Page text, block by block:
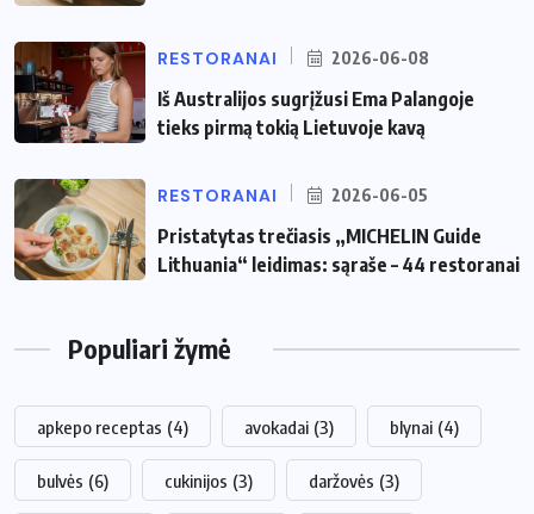
RESTORANAI 2026-06-08
Iš Australijos sugrįžusi Ema Palangoje
tieks pirmą tokią Lietuvoje kavą
RESTORANAI 2026-06-05
Pristatytas trečiasis „MICHELIN Guide
Lithuania“ leidimas: sąraše – 44 restoranai
Populiari žymė
apkepo receptas (4) avokadai (3) blynai (4)
bulvės (6) cukinijos (3) daržovės (3)